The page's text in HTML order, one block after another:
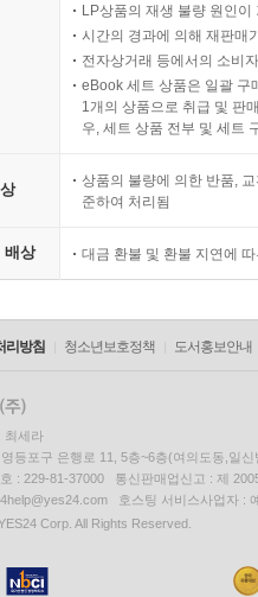
LP상품의 재생 불량 원인
시간의 경과에 의해 재판매
전자상거래 등에서의 소비
eBook 세트 상품은 일괄 구
1개의 상품으로 취급 및 판
우, 세트 상품 전부 및 세트
상품의 불량에 의한 반품,
준하여 처리됨
배상 대금 환불 및 환불 지연에
리방침 청소년보호정책 도서홍보안내
최세라
등포구 은행로 11, 5층~6층(여의도동,일신
: 229-81-37000 통신판매업신고 : 제
호스팅 서비스사업자 :
Corp. All Rights Reserved.